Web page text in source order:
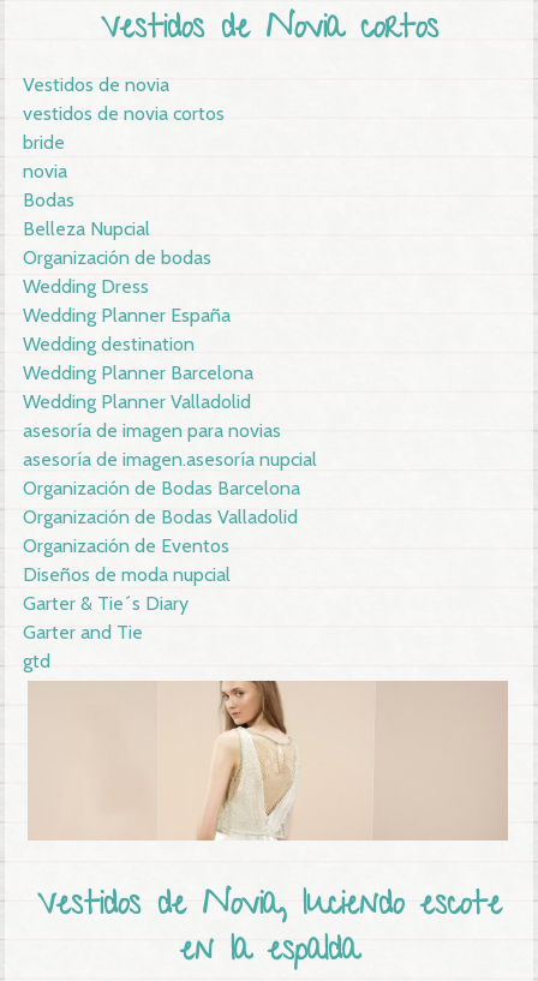
Vestidos de Novia cortos
Vestidos de novia
vestidos de novia cortos
bride
novia
Bodas
Belleza Nupcial
Organización de bodas
Wedding Dress
Wedding Planner España
Wedding destination
Wedding Planner Barcelona
Wedding Planner Valladolid
asesoría de imagen para novias
asesoría de imagen.asesoría nupcial
Organización de Bodas Barcelona
Organización de Bodas Valladolid
Organización de Eventos
Diseños de moda nupcial
Garter & Tie´s Diary
Garter and Tie
gtd
Vestidos de Novia, luciendo escote
en la espalda